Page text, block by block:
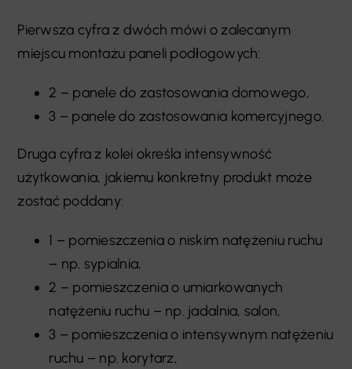
Pierwsza cyfra z dwóch mówi o zalecanym
miejscu montażu paneli podłogowych:
2 – panele do zastosowania domowego,
3 – panele do zastosowania komercyjnego.
Druga cyfra z kolei określa intensywność
użytkowania, jakiemu konkretny produkt może
zostać poddany:
1 – pomieszczenia o niskim natężeniu ruchu
– np. sypialnia,
2 – pomieszczenia o umiarkowanych
natężeniu ruchu – np. jadalnia, salon,
3 – pomieszczenia o intensywnym natężeniu
ruchu – np. korytarz,